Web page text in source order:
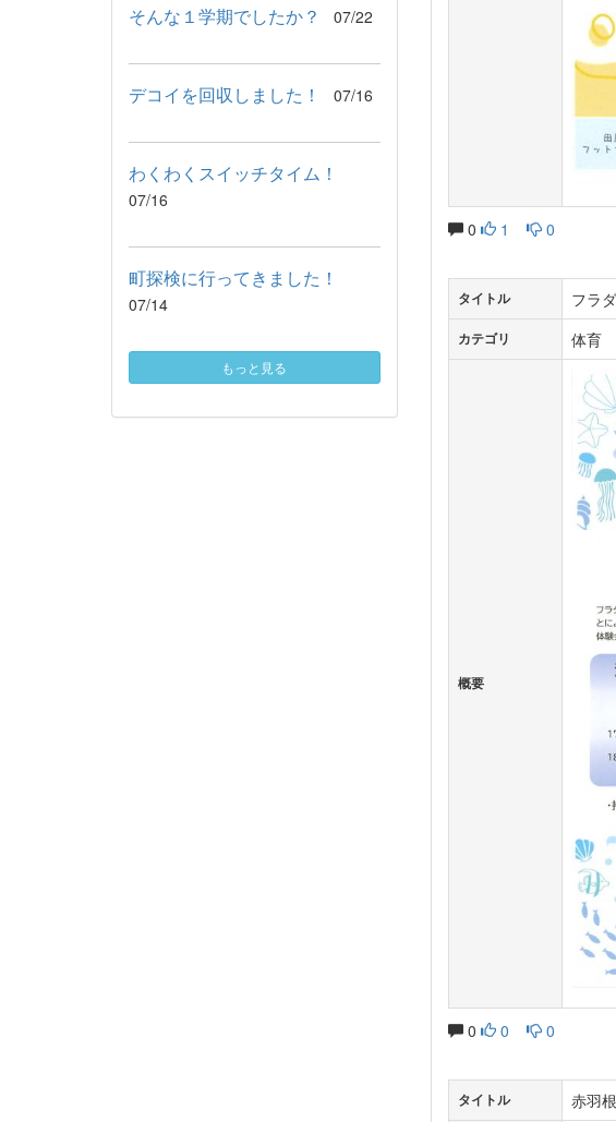
0 1 0
タイトル フラ
カテゴリ 体育
概要
0 0 0
タイトル 赤羽
そんな１学期でしたか？ 07/22
デコイを回収しました！ 07/16
わくわくスイッチタイム！
07/16
町探検に行ってきました！
07/14
もっと見る